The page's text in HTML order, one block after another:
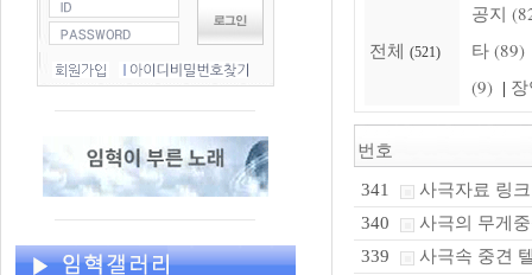
전체 (521)
공지
타 (89)
(9) |
번호
341 사극자료 링크
340 사극의 무게
339 사극속 중견